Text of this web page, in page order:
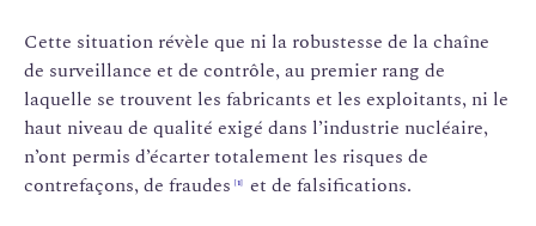
Cette situation révèle que ni la robustesse de la chaîne
de surveillance et de contrôle, au premier rang de
laquelle se trouvent les fabricants et les exploitants, ni le
haut niveau de qualité exigé dans l’industrie nucléaire,
n’ont permis d’écarter totalement les risques de
contrefaçons, de fraudes [1]
et de falsifications.